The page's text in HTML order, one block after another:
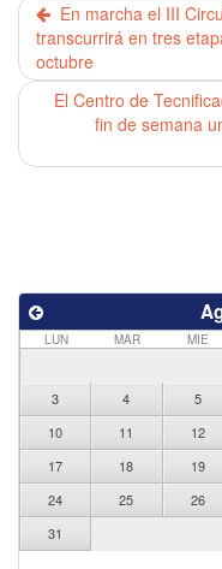
En marcha el III
transcurrirá en tres
octubre
El Centro de
fin de semana
LUN MAR MIE
3
4 5
10
11 12
17
18 19
24
25 26
31